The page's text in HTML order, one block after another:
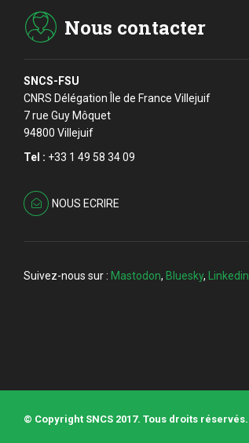
Nous contacter
SNCS-FSU
CNRS Délégation Île de France Villejuif
7 rue Guy Môquet
94800 Villejuif
Tel : +33 1 49 58 34 09
NOUS ECRIRE
Suivez-nous sur : Mastodon, Bluesky, Linkedin
© Copyright SNCS 2017. Tous droits réservés.